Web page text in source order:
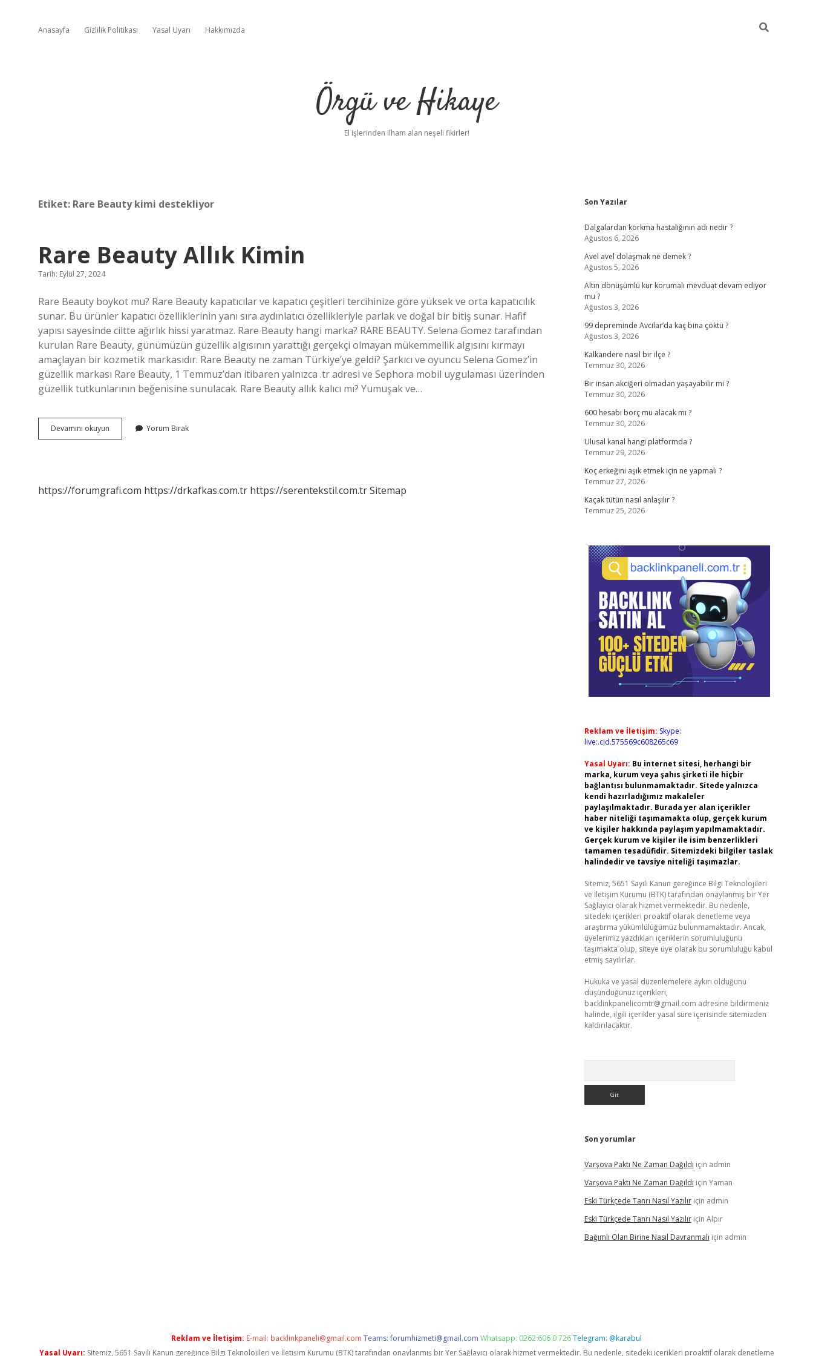
Anasayfa Gizlilik Politikası Yasal Uyarı Hakkımızda
Örgü ve Hikaye
El işlerinden ilham alan neşeli fikirler!
Etiket: Rare Beauty kimi destekliyor
Rare Beauty Allık Kimin
Tarih: Eylül 27, 2024
Rare Beauty boykot mu? Rare Beauty kapatıcılar ve kapatıcı çeşitleri tercihinize göre yüksek ve orta kapatıcılık
sunar. Bu ürünler kapatıcı özelliklerinin yanı sıra aydınlatıcı özellikleriyle parlak ve doğal bir bitiş sunar. Hafif
yapısı sayesinde ciltte ağırlık hissi yaratmaz. Rare Beauty hangi marka? RARE BEAUTY. Selena Gomez tarafından
kurulan Rare Beauty, günümüzün güzellik algısının yarattığı gerçekçi olmayan mükemmellik algısını kırmayı
amaçlayan bir kozmetik markasıdır. Rare Beauty ne zaman Türkiye’ye geldi? Şarkıcı ve oyuncu Selena Gomez’in
güzellik markası Rare Beauty, 1 Temmuz’dan itibaren yalnızca .tr adresi ve Sephora mobil uygulaması üzerinden
güzellik tutkunlarının beğenisine sunulacak. Rare Beauty allık kalıcı mı? Yumuşak ve…
Devamını okuyun
Beauty
Yorum Bırak
https://forumgrafi.com https://drkafkas.com.tr https://serentekstil.com.trSitemap
Sidebar
Son Yazılar
Dalgalardan korkma hastalığının adı nedir ?
Ağustos 6, 2026
Avel avel dolaşmak ne demek ?
Ağustos 5, 2026
Altın dönüşümlü kur korumalı mevduat devam ediyor
mu ?
Ağustos 3, 2026
99 depreminde Avcılar’da kaç bina çöktü ?
Ağustos 3, 2026
Kalkandere nasıl bir ilçe ?
Temmuz 30, 2026
Bir insan akciğeri olmadan yaşayabilir mi ?
Temmuz 30, 2026
600 hesabı borç mu alacak mı ?
Temmuz 30, 2026
Ulusal kanal hangi platformda ?
Temmuz 29, 2026
Koç erkeğini aşık etmek için ne yapmalı ?
Temmuz 27, 2026
Kaçak tütün nasıl anlaşılır ?
Temmuz 25, 2026
Reklam ve İletişim: Skype:
live:.cid.575569c608265c69
Yasal Uyarı: Bu internet sitesi, herhangi bir
marka, kurum veya şahıs şirketi ile hiçbir
bağlantısı bulunmamaktadır. Sitede yalnızca
kendi hazırladığımız makaleler
paylaşılmaktadır. Burada yer alan içerikler
haber niteliği taşımamakta olup, gerçek kurum
ve kişiler hakkında paylaşım yapılmamaktadır.
Gerçek kurum ve kişiler ile isim benzerlikleri
tamamen tesadüfidir. Sitemizdeki bilgiler taslak
halindedir ve tavsiye niteliği taşımazlar.
Sitemiz, 5651 Sayılı Kanun gereğince Bilgi Teknolojileri
ve İletişim Kurumu (BTK) tarafından onaylanmış bir Yer
Sağlayıcı olarak hizmet vermektedir. Bu nedenle,
sitedeki içerikleri proaktif olarak denetleme veya
araştırma yükümlülüğümüz bulunmamaktadır. Ancak,
üyelerimiz yazdıkları içeriklerin sorumluluğunu
taşımakta olup, siteye üye olarak bu sorumluluğu kabul
etmiş sayılırlar.
Hukuka ve yasal düzenlemelere aykırı olduğunu
düşündüğünüz içerikleri,
backlinkpanelicomtr@gmail.com adresine bildirmeniz
halinde, ilgili içerikler yasal süre içerisinde sitemizden
kaldırılacaktır.
Son yorumlar
Varşova Paktı Ne Zaman Dağıldı için admin
Varşova Paktı Ne Zaman Dağıldı için Yaman
Eski Türkçede Tanrı Nasıl Yazılıriçin admin
Eski Türkçede Tanrı Nasıl Yazılıriçin Alpır
Bağımlı Olan Birine Nasıl Davranmalı için admin
Reklam ve İletişim: E-mail: backlinkpaneli@gmail.com Teams:forumhizmeti@gmail.com Whatsapp: 0262 606 0 726Telegram: @karabul
Yasal Uyarı: Sitemiz, 5651 Sayılı Kanun gereğince Bilgi Teknolojileri ve İletişim Kurumu (BTK) tarafından onaylanmış bir Yer Sağlayıcı olarak hizmet vermektedir. Bu nedenle, sitedeki içerikleri proaktif olarak denetleme